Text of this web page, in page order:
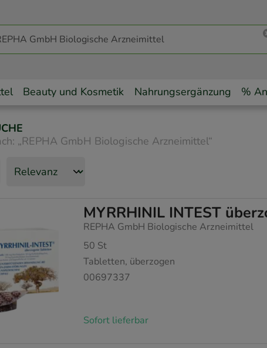
Beauty und Kosmetik Nahrungsergänzung %
„REPHA GmbH Biologische Arzneimittel“
MYRRHINIL INTEST
REPHA GmbH Biologische Arzneimittel
50 St
Tabletten, überzogen
00697337
Sofort lieferbar